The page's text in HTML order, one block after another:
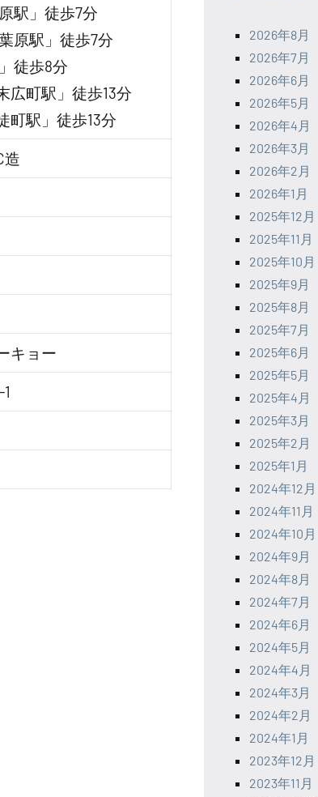
駅」徒歩7分
原駅」徒歩7分
徒歩8分
広町駅」徒歩13分
町駅」徒歩13分
造
キョー
2026年8月
2026年7月
2026年6月
2026年5月
2026年4月
2026年3月
2026年2月
2026年1月
2025年12月
2025年11月
2025年10月
2025年9月
2025年8月
2025年7月
2025年6月
2025年5月
2025年4月
2025年3月
2025年2月
2025年1月
2024年12月
2024年11月
2024年10月
2024年9月
2024年8月
2024年7月
2024年6月
2024年5月
2024年4月
2024年3月
2024年2月
2024年1月
2023年12月
2023年11月